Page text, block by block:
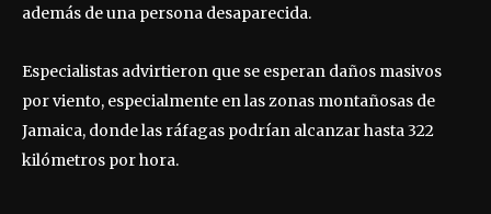
además de una persona desaparecida.
Especialistas advirtieron que se esperan daños masivos
por viento, especialmente en las zonas montañosas de
Jamaica, donde las ráfagas podrían alcanzar hasta 322
kilómetros por hora.